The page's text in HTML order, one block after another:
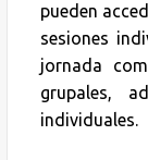
pueden
sesiones
jornada
grupales,
individuales.